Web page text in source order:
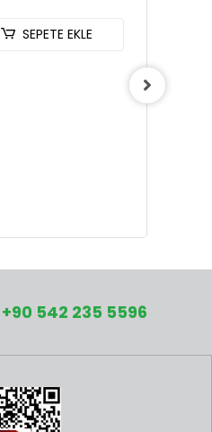
T64G-F064-LH2
SEPETE EKLE
+90 542 235 5596